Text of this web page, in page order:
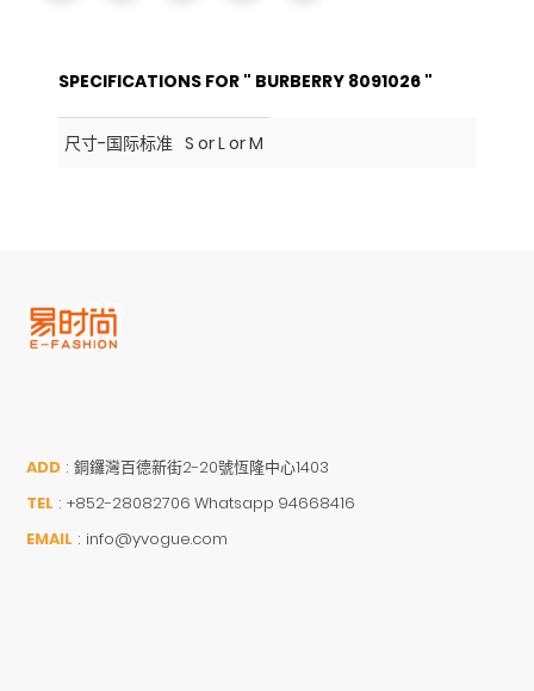
SPECIFICATIONS FOR " BURBERRY 8091026 "
尺寸-国际标准 S or L or M
ADD : 銅鑼灣百德新街2-20號恆隆中心1403
TEL : +852-28082706 Whatsapp 94668416
EMAIL : info@yvogue.com